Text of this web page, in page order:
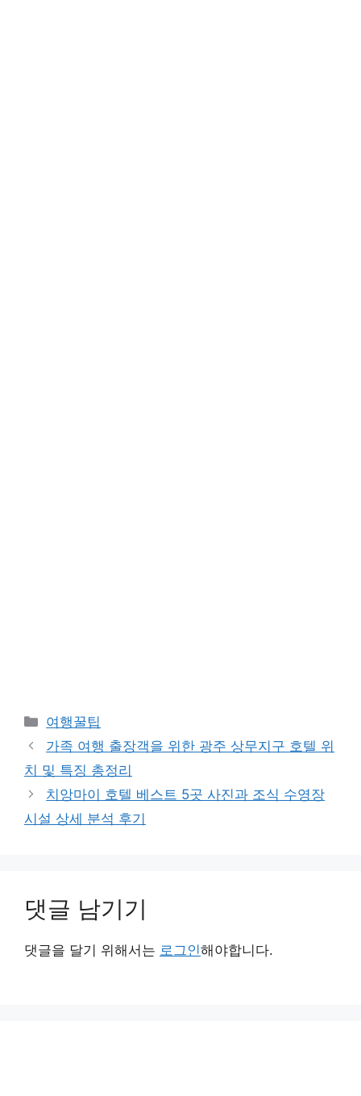
카
테
고
리
여행꿀팁
가족 여행 출장객을 위한 광주 상무지구 호텔 위
치 및 특징 총정리
치앙마이 호텔 베스트 5곳 사진과 조식 수영장
시설 상세 분석 후기
댓글 남기기
댓글을 달기 위해서는 로그인해야합니다.